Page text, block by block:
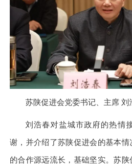
苏陕促进会党委书记、主席 刘
刘浩春对盐城市政府的热情
谢，并介绍了苏陕促进会的基本
的合作源远流长，基础坚实。苏